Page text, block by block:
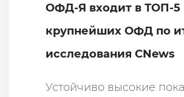
ОФД-Я входит в ТОП-5
крупнейших ОФД по
исследования CNews
Устойчиво высокие